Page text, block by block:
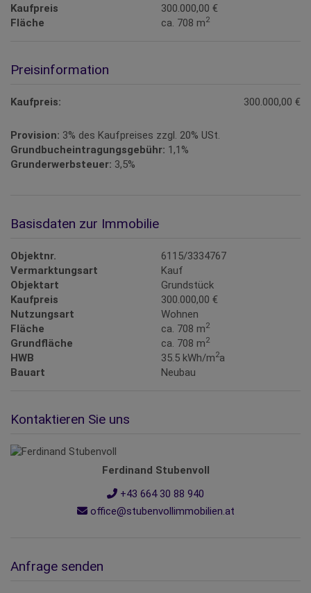
Kaufpreis
300.000,00 €
Fläche
ca. 708 m2
Preisinformation
Kaufpreis: 300.000,00 €
Provision: 3% des Kaufpreises zzgl. 20% USt.
Grundbucheintragungsgebühr: 1,1%
Grunderwerbsteuer: 3,5%
Basisdaten zur Immobilie
Objektnr.
6115/3334767
Vermarktungsart
Kauf
Objektart
Grundstück
Kaufpreis
300.000,00 €
Nutzungsart
Wohnen
Fläche
ca. 708 m2
Grundfläche ca. 708 m2
HWB 35.5 kWh/m2a
Bauart
Neubau
Kontaktieren Sie uns
Ferdinand Stubenvoll
+43 664 30 88 940
office@stubenvollimmobilien.at
Anfrage senden